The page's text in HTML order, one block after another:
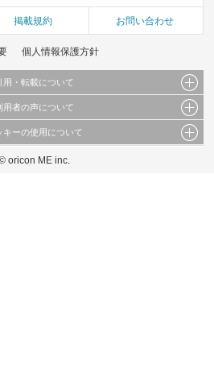
掲載規約 お問い合わせ
個人情報保護方針
用・転載について
、写真、イラスト、画像データ等）及びこれらの配
転載・複製などの二次利用を行うことは固く禁じて
用者の声について
サービスの利用者が提出された見解・感想です。
解いただいた上でご覧ください。
キーの使用について
ユーザーに合わせたコンテンツや広告の表示、ソー
oricon ME inc.